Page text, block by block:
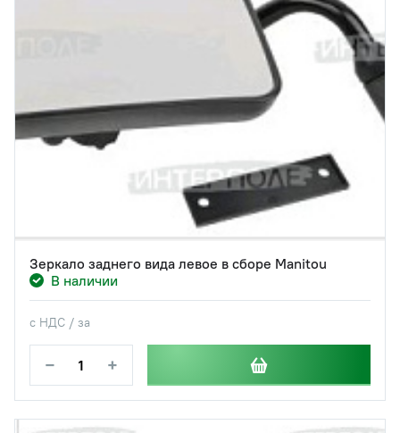
Зеркало заднего вида левое в сборе Manitou
В наличии
с НДС / за
− +